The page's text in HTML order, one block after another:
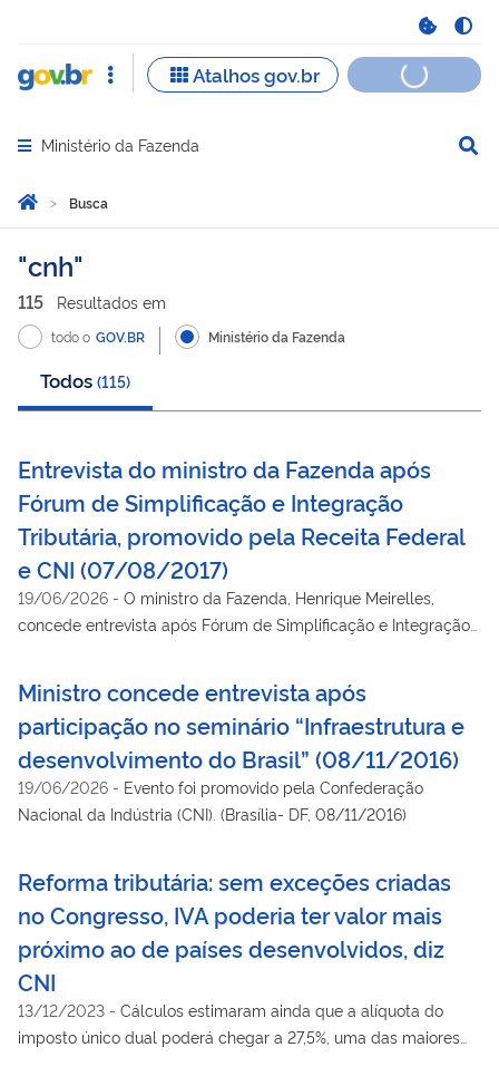
Abrir menu principal de navegação
Ministério da Fazenda
Você está aqui:
Página Inicial
Busca
Busca
cnh
115 Resultados em
todo o GOV.BR Ministério da Fazenda
Todos (115)
Entrevista do ministro da Fazenda após
Fórum de Simplificação e Integração
Tributária, promovido pela Receita Federal
e CNI (07/08/2017)
19/06/2026 - O ministro da Fazenda, Henrique Meirelles,
concede entrevista após Fórum de Simplificação e Integração
Ministro concede entrevista após
participação no seminário “Infraestrutura e
desenvolvimento do Brasil” (08/11/2016)
19/06/2026 - Evento foi promovido pela Confederação
Nacional da Indústria (CNI). (Brasília- DF, 08/11/2016)
Reforma tributária: sem exceções criadas
no Congresso, IVA poderia ter valor mais
próximo ao de países desenvolvidos, diz
CNI
13/12/2023 - Cálculos estimaram ainda que a alíquota do
imposto único dual poderá chegar a 27,5%, uma das maiores